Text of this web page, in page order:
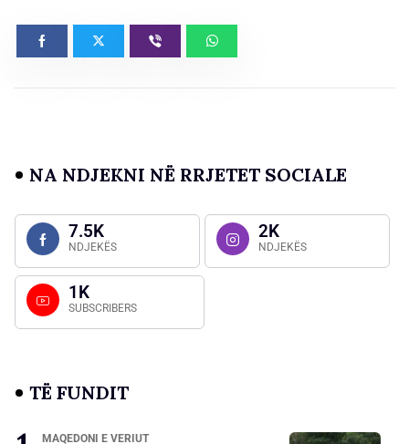
NA NDJEKNI NË RRJETET SOCIALE
7.5K
NDJEKËS
2K
NDJEKËS
1K
SUBSCRIBERS
TË FUNDIT
MAQEDONI E VERIUT